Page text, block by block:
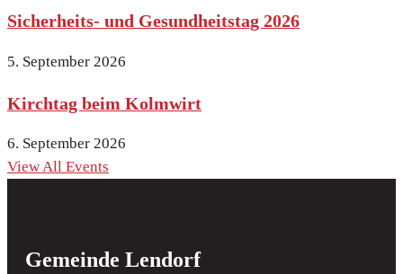
Sicherheits- und Gesundheitstag 2026
5. September 2026
Kirchtag beim Kolmwirt
6. September 2026
View All Events
Gemeinde Lendorf